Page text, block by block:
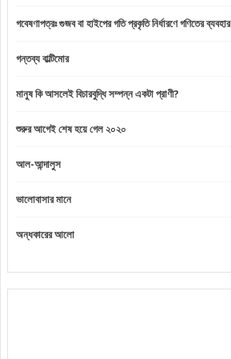
গবেষণাপত্রঃ গুজব বা হাইপের গতি প্রকৃতি নির্ধারণে গণিতের ব্যবহার
গন্তব্য বাল্টিমোর
মানুষ কি আসলেই বিচারবুদ্ধি সম্পন্ন একটা প্রাণী?
শুরুর আগেই শেষ হয়ে গেল ২০২০
আল-আন্দালুস
ভালোবাসার মানে
অন্ধকারের আলো